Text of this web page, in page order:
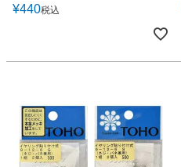
¥440税込